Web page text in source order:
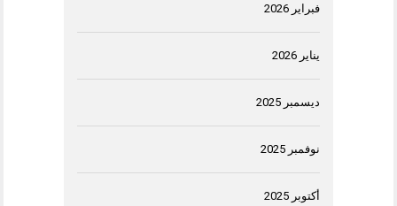
فبراير 2026
يناير 2026
ديسمبر 2025
نوفمبر 2025
أكتوبر 2025